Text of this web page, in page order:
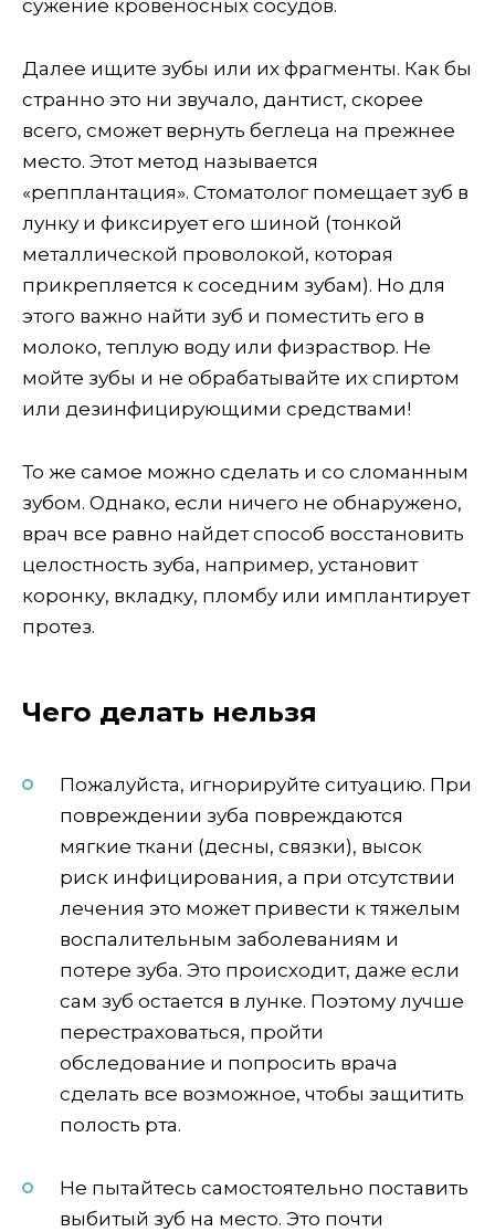
сужение кровеносных сосудов.
Далее ищите зубы или их фрагменты. Как бы
странно это ни звучало, дантист, скорее
всего, сможет вернуть беглеца на прежнее
место. Этот метод называется
«репплантация». Стоматолог помещает зуб в
лунку и фиксирует его шиной (тонкой
металлической проволокой, которая
прикрепляется к соседним зубам). Но для
этого важно найти зуб и поместить его в
молоко, теплую воду или физраствор. Не
мойте зубы и не обрабатывайте их спиртом
или дезинфицирующими средствами!
То же самое можно сделать и со сломанным
зубом. Однако, если ничего не обнаружено,
врач все равно найдет способ восстановить
целостность зуба, например, установит
коронку, вкладку, пломбу или имплантирует
протез.
Чего делать нельзя
Пожалуйста, игнорируйте ситуацию. При
повреждении зуба повреждаются
мягкие ткани (десны, связки), высок
риск инфицирования, а при отсутствии
лечения это может привести к тяжелым
воспалительным заболеваниям и
потере зуба. Это происходит, даже если
сам зуб остается в лунке. Поэтому лучше
перестраховаться, пройти
обследование и попросить врача
сделать все возможное, чтобы защитить
полость рта.
Не пытайтесь самостоятельно поставить
выбитый зуб на место. Это почти